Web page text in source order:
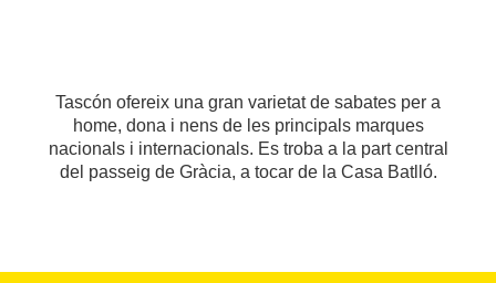
Tascón ofereix una gran varietat de sabates per a
home, dona i nens de les principals marques
nacionals i internacionals. Es troba a la part central
del passeig de Gràcia, a tocar de la Casa Batlló.